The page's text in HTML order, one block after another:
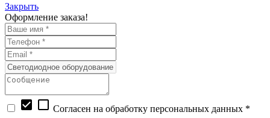
Закрыть
Оформление заказа!
check_box check_box_outline_blank Согласен на обработку персональных данных *